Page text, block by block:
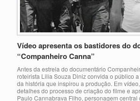
Vídeo apresenta os bastidores do
“Companheiro Canna”
Antes da estreia do documentário
roteirista Lilia Souza Diniz convida o público
da história que inspirou a produção. Em
detalhes do processo de criação do filme e
Paulo Cannabrava Filho, personagem central